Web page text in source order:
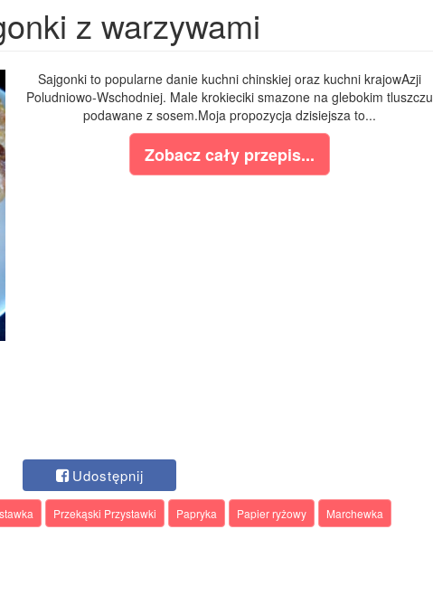
z warzywami
Sajgonki to popularne danie kuchni chinskiej oraz kuchni krajowAzji
Poludniowo-Wschodniej. Male krokieciki smazone na glebokim tluszczu
podawane z sosem.Moja propozycja dzisiejsza to...
Zobacz cały przepis...
Udostępnij
Przekąski Przystawki Papryka Papier ryżowy Marchewka